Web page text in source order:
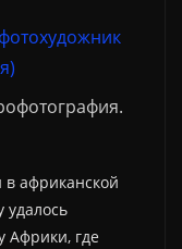
в африканской
удалось
Африки, где